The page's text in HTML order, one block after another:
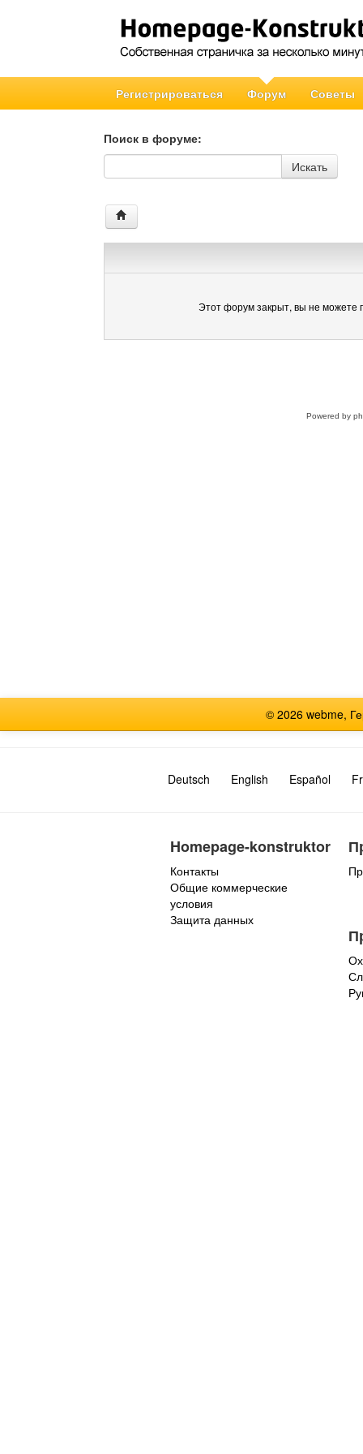
Регистрироваться Форум Советы
Поиск в форуме:
Поиск в форуме
Искать
Этот форум закрыт, вы не можете
Powered by
© 2026 webme,
Deutsch English Español
Homepage-konstruktor
Контакты
Общие коммерческие
условия
Защита данных